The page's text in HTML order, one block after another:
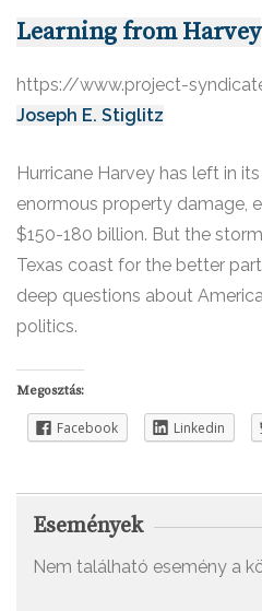
Learning from Harvey
https://www.project-
Joseph E. Stiglitz
Hurricane Harvey has left in
enormous property damage,
$150-180 billion. But the
Texas coast for the better
deep questions about
politics.
Megosztás:
Facebook Linkedin
Események
Nem található esemény a